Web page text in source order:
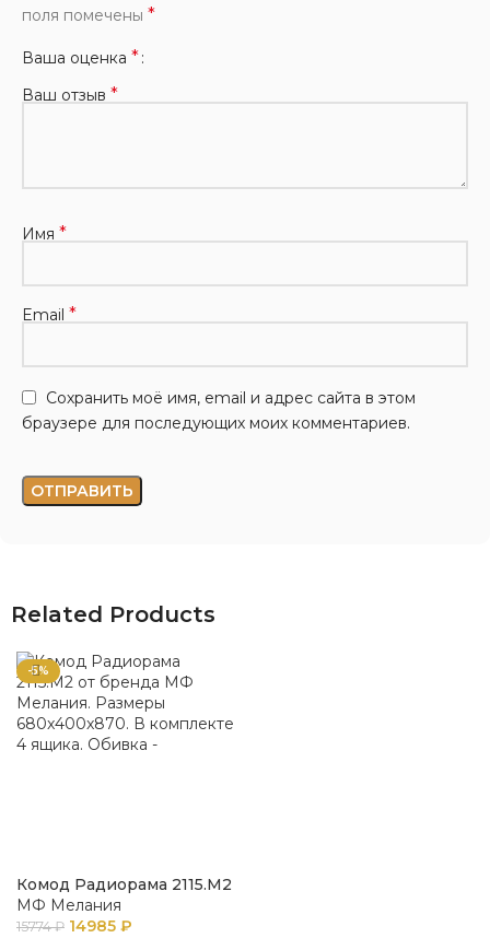
поля помечены *
Ваша оценка *
Ваш отзыв *
Имя *
Email *
Сохранить моё имя, email и адрес сайта в этом
браузере для последующих моих комментариев.
Related Products
-5%
Комод Радиорама 2115.М2
МФ Мелания
15774₽ 14985 ₽